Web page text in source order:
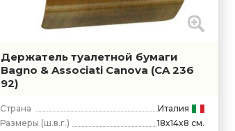
Держатель туалетной бумаги
Bagno & Associati Canova (CA 236
92)
Страна
Италия
Размеры (ш.в.г.) 18x14x8 см.